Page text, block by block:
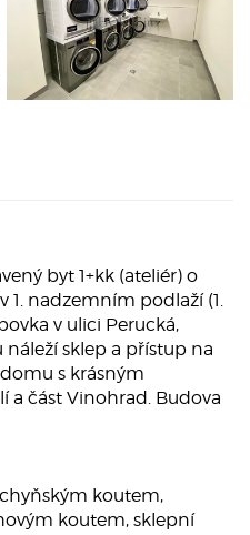
byt 1+kk (ateliér) o
1. nadzemním podlaží (1.
v ulici Perucká,
náleží sklep a přístup na
s krásným
a část Vinohrad. Budova
koutem,
koutem, sklepní